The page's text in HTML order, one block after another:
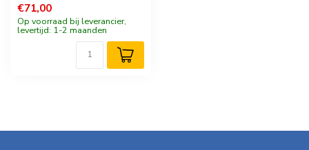
€71,00
Op voorraad bij leverancier,
levertijd: 1-2 maanden